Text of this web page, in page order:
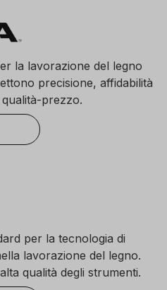
la lavorazione del legno
precisione, affidabilità
prezzo.
per la tecnologia di
lavorazione del legno.
qualità degli strumenti.